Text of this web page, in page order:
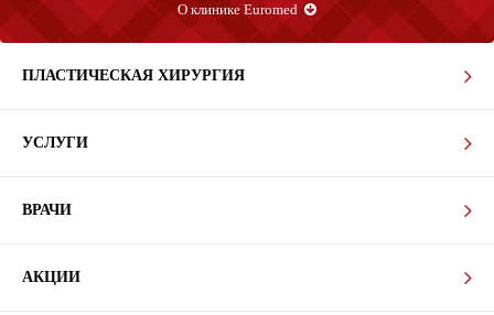
О клинике Euromed
ПЛАСТИЧЕСКАЯ ХИРУРГИЯ
УСЛУГИ
ВРАЧИ
АКЦИИ